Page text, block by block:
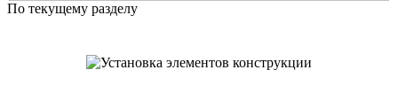
По текущему разделу